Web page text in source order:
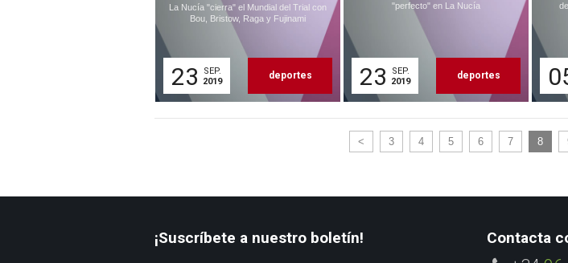
La Nucía "cierra" el Mundial del Trial con
Bou, Bristow, Raga y Fujinami
23
SEP.
2019
deportes
"perfecto" en La Nucía
23
SEP.
2019
deportes
< 3 4 5 6 7 8
¡Suscríbete a nuestro boletín! Contacta